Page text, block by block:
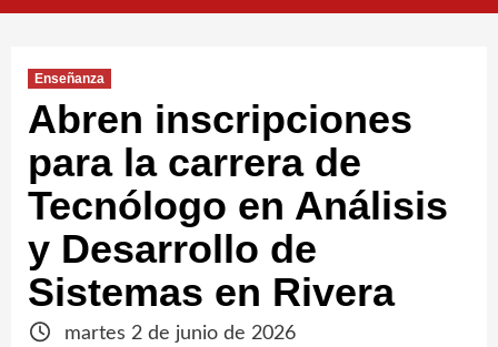
Enseñanza
Abren inscripciones
para la carrera de
Tecnólogo en Análisis
y Desarrollo de
Sistemas en Rivera
martes 2 de junio de 2026